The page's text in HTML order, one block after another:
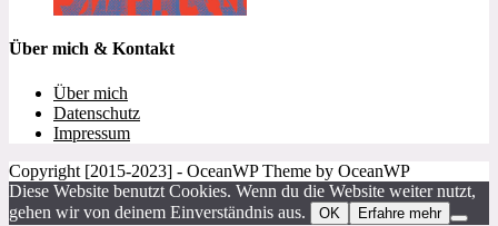
Über mich & Kontakt
Über mich
Datenschutz
Impressum
Copyright [2015-2023] - OceanWP Theme by OceanWP
Diese Website benutzt Cookies. Wenn du die Website weiter nutzt,
gehen wir von deinem Einverständnis aus.
OK Erfahre mehr